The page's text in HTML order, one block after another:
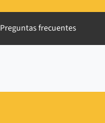
Preguntas frecuentes